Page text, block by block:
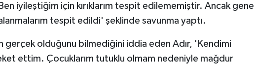
iyileştiğim için kırıklarım tespit edilememiştir. Ancak genel
tespit edildi' şeklinde savunma yaptı.
gerçek olduğunu bilmediğini iddia eden Adır, 'Kendimi
ettim. Çocuklarım tutuklu olmam nedeniyle mağdur